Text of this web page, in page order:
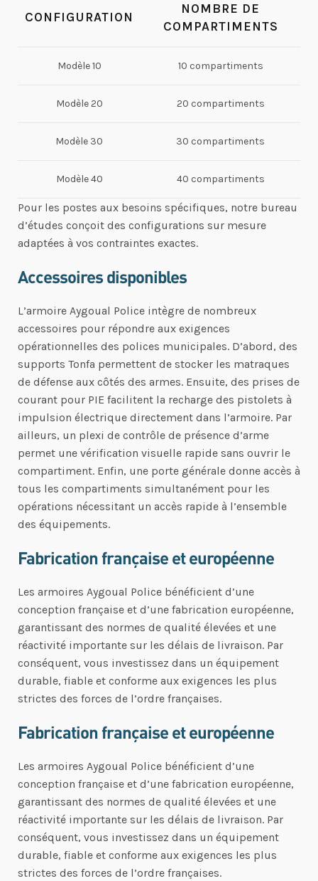
CONFIGURATION
NOMBRE DE
COMPARTIMENTS
Modèle 10 10 compartiments
Modèle 20 20 compartiments
Modèle 30 30 compartiments
Modèle 40 40 compartiments
Pour les postes aux besoins spécifiques, notre bureau
d’études conçoit des configurations sur mesure
adaptées à vos contraintes exactes.
Accessoires disponibles
L’armoire Aygoual Police intègre de nombreux
accessoires pour répondre aux exigences
opérationnelles des polices municipales. D’abord, des
supports Tonfa permettent de stocker les matraques
de défense aux côtés des armes. Ensuite, des prises de
courant pour PIE facilitent la recharge des pistolets à
impulsion électrique directement dans l’armoire. Par
ailleurs, un plexi de contrôle de présence d’arme
permet une vérification visuelle rapide sans ouvrir le
compartiment. Enfin, une porte générale donne accès à
tous les compartiments simultanément pour les
opérations nécessitant un accès rapide à l’ensemble
des équipements.
Fabrication française et européenne
Les armoires Aygoual Police bénéficient d’une
conception française et d’une fabrication européenne,
garantissant des normes de qualité élevées et une
réactivité importante sur les délais de livraison. Par
conséquent, vous investissez dans un équipement
durable, fiable et conforme aux exigences les plus
strictes des forces de l’ordre françaises.
Fabrication française et européenne
Les armoires Aygoual Police bénéficient d’une
conception française et d’une fabrication européenne,
garantissant des normes de qualité élevées et une
réactivité importante sur les délais de livraison. Par
conséquent, vous investissez dans un équipement
durable, fiable et conforme aux exigences les plus
strictes des forces de l’ordre françaises.